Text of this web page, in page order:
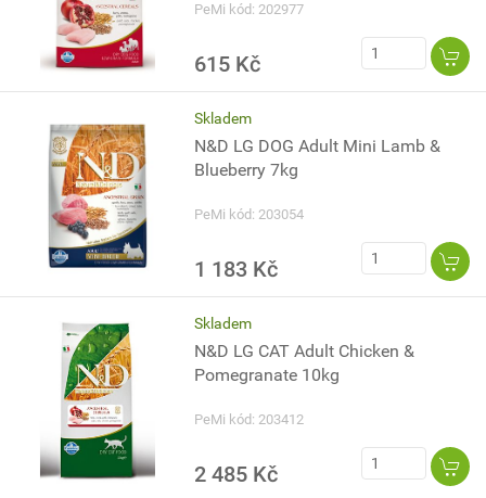
PeMi kód: 202977
615 Kč
Skladem
N&D LG DOG Adult Mini Lamb &
Blueberry 7kg
PeMi kód: 203054
1 183 Kč
Skladem
N&D LG CAT Adult Chicken &
Pomegranate 10kg
PeMi kód: 203412
2 485 Kč